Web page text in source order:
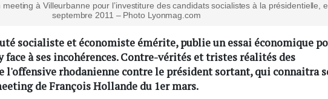
à Villeurbanne pour l’investiture des candidats socialistes à la présidentielle,
septembre 2011 – Photo Lyonmag.com
socialiste et économiste émérite, publie un essai économique
à ses incohérences. Contre-vérités et tristes réalités des
l'offensive rhodanienne contre le président sortant, qui connaitra
de François Hollande du 1er mars.